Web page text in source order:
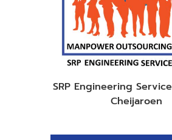
SRP Engineering
Cheijaroen